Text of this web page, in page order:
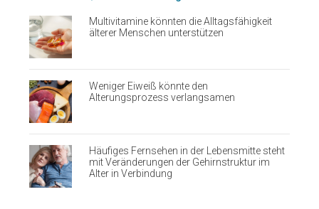
Multivitamine könnten die Alltagsfähigkeit
älterer Menschen unterstützen
Weniger Eiweiß könnte den
Alterungsprozess verlangsamen
Häufiges Fernsehen in der Lebensmitte steht
mit Veränderungen der Gehirnstruktur im
Alter in Verbindung